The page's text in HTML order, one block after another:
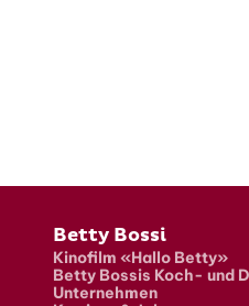
Fusszeile
Betty Bossi
Kinofilm «Hallo Betty»
Betty Bossis Koch- und
Unternehmen